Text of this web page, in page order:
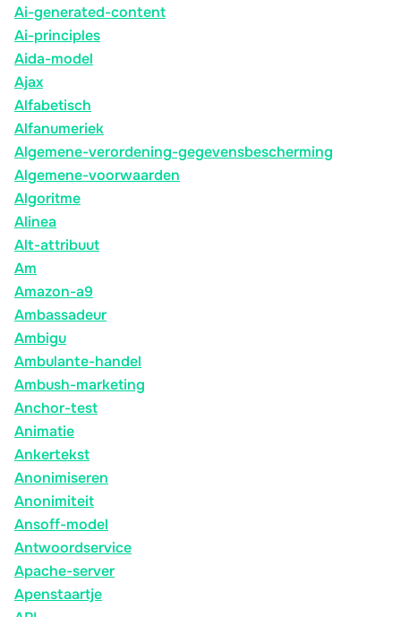
Ai-generated-content
Ai-principles
Aida-model
Ajax
Alfabetisch
Alfanumeriek
Algemene-verordening-gegevensbescherming
Algemene-voorwaarden
Algoritme
Alinea
Alt-attribuut
Am
Amazon-a9
Ambassadeur
Ambigu
Ambulante-handel
Ambush-marketing
Anchor-test
Animatie
Ankertekst
Anonimiseren
Anonimiteit
Ansoff-model
Antwoordservice
Apache-server
Apenstaartje